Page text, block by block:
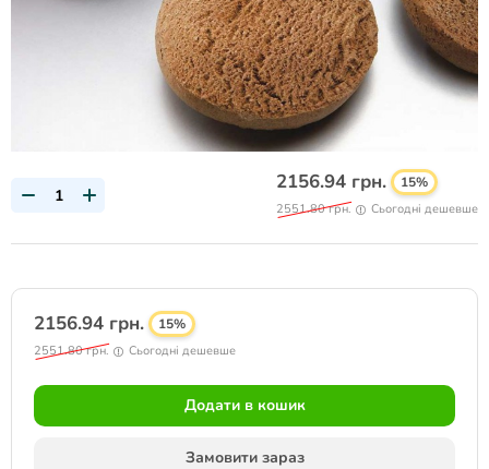
2156.94 грн. 15%
2551.80 грн. Сьогодні дешевше
2156.94 грн. 15%
2551.80 грн. Сьогодні дешевше
Додати в кошик
Замовити зараз